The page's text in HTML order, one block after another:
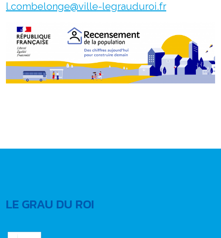
l.combelonge@ville-legrauduroi.fr
LE GRAU DU ROI